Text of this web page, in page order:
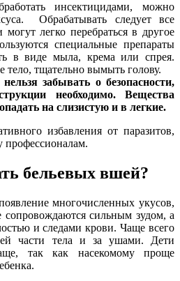
инсектицидами, можно
Обрабатывать следует все
легко перебраться в другое
специальные препараты
в виде мыла, крема или спрея.
тело, тщательно вымыть голову.
забывать о безопасности,
необходимо. Вещества
на слизистую и в легкие.
избавления от паразитов,
профессионалам.
бельевых вшей?
многочисленных укусов,
сопровождаются сильным зудом, а
и следами крови. Чаще всего
части тела и за ушами. Дети
так как насекомому проще